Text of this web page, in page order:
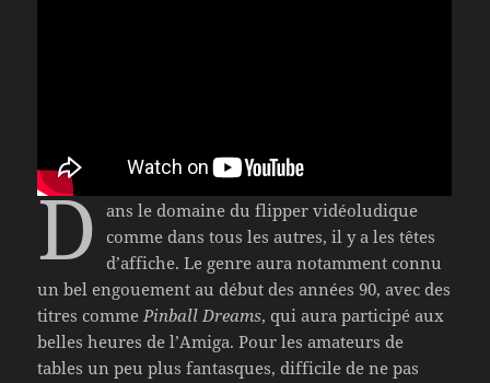
D ans le domaine du flipper vidéoludique
comme dans tous les autres, il y a les têtes
d’affiche. Le genre aura notamment connu
un bel engouement au début des années 90, avec des
titres comme Pinball Dreams, qui aura participé aux
belles heures de l’Amiga. Pour les amateurs de
tables un peu plus fantasques, difficile de ne pas